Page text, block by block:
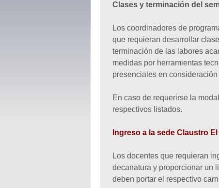
Clases y terminación del
Los coordinadores de
que requieran desarrollar
terminación de las labores
medidas por herramientas
presenciales en
En caso de requerirse la
respectivos listados.
Ingreso a la sede Claustro
Los docentes que requieran
decanatura y proporcionar un
deben portar el respectivo